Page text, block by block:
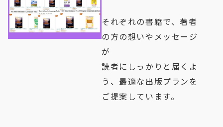
それぞれの書籍で、著者
の方の想いやメッセージ
が
読者にしっかりと届くよ
う、最適な出版プランを
ご提案しています。